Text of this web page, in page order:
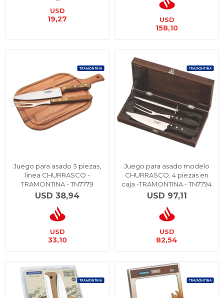
USD
19,27 USD
158,10
Juego para asado 3 piezas,
línea CHURRASCO -
TRAMONTINA - TN7779
USD 38,94
USD
33,10
Juego para asado modelo
CHURRASCO, 4 piezas en
caja -TRAMONTINA - TN7794
USD 97,11
USD
82,54